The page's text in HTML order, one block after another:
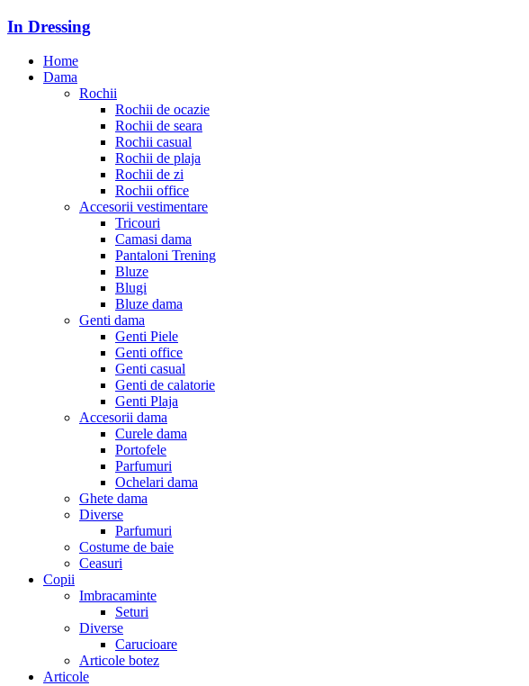
In Dressing
Home
Dama
Rochii
Rochii de ocazie
Rochii de seara
Rochii casual
Rochii de plaja
Rochii de zi
Rochii office
Accesorii vestimentare
Tricouri
Camasi dama
Pantaloni Trening
Bluze
Blugi
Bluze dama
Genti dama
Genti Piele
Genti office
Genti casual
Genti de calatorie
Genti Plaja
Accesorii dama
Curele dama
Portofele
Parfumuri
Ochelari dama
Ghete dama
Diverse
Parfumuri
Costume de baie
Ceasuri
Copii
Imbracaminte
Seturi
Diverse
Carucioare
Articole botez
Articole